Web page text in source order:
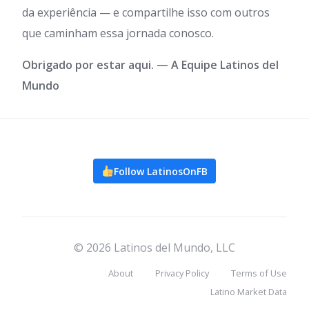
da experiência — e compartilhe isso com outros
que caminham essa jornada conosco.
Obrigado por estar aqui. — A Equipe Latinos del
Mundo
Follow LatinosOnFB
© 2026 Latinos del Mundo, LLC
About Privacy Policy
Terms of Use
Latino Market Data